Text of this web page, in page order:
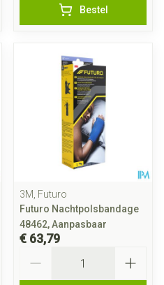
Bestel
3M, Futuro
Futuro Nachtpolsbandage
48462, Aanpasbaar
€ 63,79